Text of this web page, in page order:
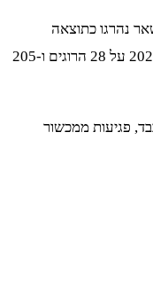
מהם קשורים לענף הבנייה והשאר נהרגו כתוצאה
מתאונות בענף המסחר והתעשייה. נתוני הסטטיסטיקה מלמדים על תוצאות דומות לשנת 2020. רק בחודש יוני למשל, דווח על 5 הרוגים ו-35 פצועים מתאונות עבודה ובסך הכל לאורך כל 2021 על 28 הרוגים ו-205
פגיעות ממכשור